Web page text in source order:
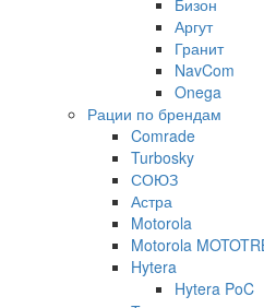
Аргут
Гранит
NavCom
Onega
Рации по брендам
Comrade
Turbosky
СОЮЗ
Астра
Motorola
Motorola
Hytera
Hytera PoC